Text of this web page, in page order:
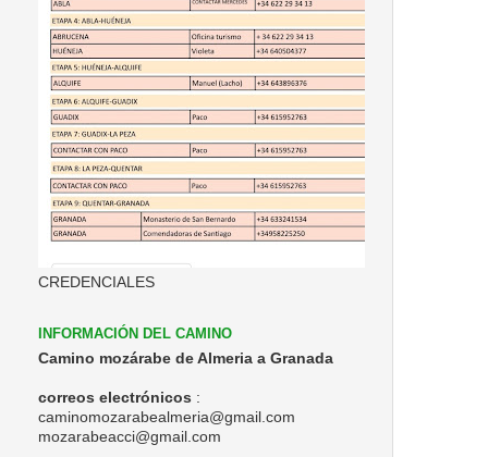
CREDENCIALES
INFORMACIÓN DEL CAMINO
Camino mozárabe de Almeria a Granada
correos electrónicos :
caminomozarabealmeria@gmail.com
mozarabeacci@gmail.com